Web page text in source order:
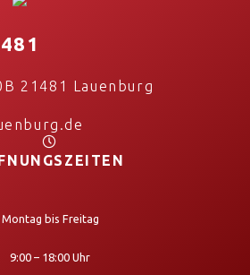
21481 Lauenburg
Montag bis Freitag
9:00 – 18:00 Uhr